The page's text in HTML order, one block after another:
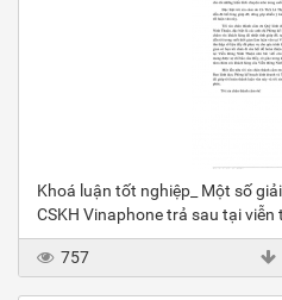
Khoá luận tốt nghiệp_ Một số
CSKH Vinaphone trả sau tại viễn
757